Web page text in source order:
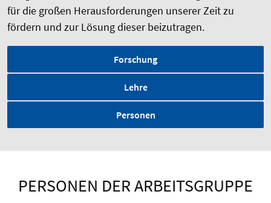
für die großen Herausforderungen unserer Zeit zu
fördern und zur Lösung dieser beizutragen.
Forschung
Lehre
Personen
PERSONEN DER ARBEITSGRUPPE